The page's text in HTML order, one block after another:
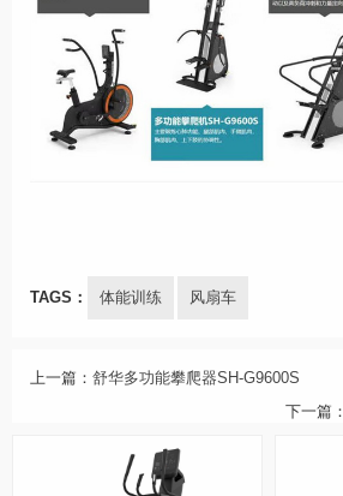
TAGS： 体能训练 风扇车
上一篇： 舒华多功能攀爬器SH-G9600S
下一篇：